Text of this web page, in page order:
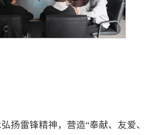
扬雷锋精神，营造“奉献、友爱、